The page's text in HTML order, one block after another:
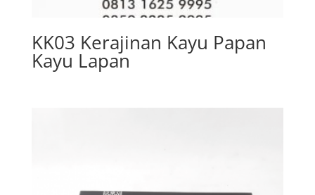
KK03 Kerajinan Kayu Papan
Kayu Lapan